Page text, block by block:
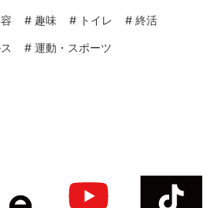
# 趣味 # トイレ # 終活
# 運動・スポーツ